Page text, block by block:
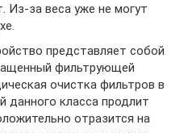
за веса уже не могут
представляет собой
фильтрующей
очистка фильтров в
данного класса продлит
отразится на